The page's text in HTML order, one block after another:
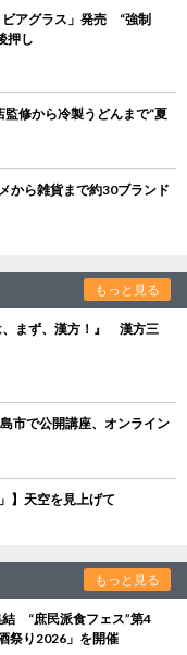
ビアグラス」発売 “強制
押し
修から冷製うどんまで“夏
から雑貨まで約30ブランド
もっと見る
、まず、漢方！』 漢方三
市で公開講座、オンライン
】天空を見上げて
もっと見る
結 “庶民派食フェス”第4
祭り2026」を開催